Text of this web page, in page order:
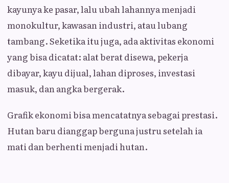
kayunya ke pasar, lalu ubah lahannya menjadi
monokultur, kawasan industri, atau lubang
tambang. Seketika itu juga, ada aktivitas ekonomi
yang bisa dicatat: alat berat disewa, pekerja
dibayar, kayu dijual, lahan diproses, investasi
masuk, dan angka bergerak.
Grafik ekonomi bisa mencatatnya sebagai prestasi.
Hutan baru dianggap berguna justru setelah ia
mati dan berhenti menjadi hutan.